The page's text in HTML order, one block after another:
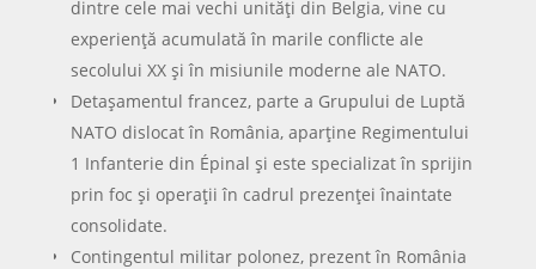
dintre cele mai vechi unități din Belgia, vine cu
experiență acumulată în marile conflicte ale
secolului XX și în misiunile moderne ale NATO.
Detașamentul francez, parte a Grupului de Luptă
NATO dislocat în România, aparține Regimentului
1 Infanterie din Épinal și este specializat în sprijin
prin foc și operații în cadrul prezenței înaintate
consolidate.
Contingentul militar polonez, prezent în România